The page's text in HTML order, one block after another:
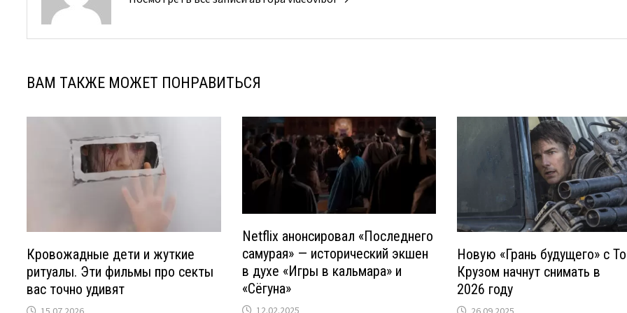
ВАМ ТАКЖЕ МОЖЕТ ПОНРАВИТЬСЯ
Кровожадные дети и жуткие
ритуалы. Эти фильмы про секты
вас точно удивят
Netflix анонсировал «Последнего
самурая» — исторический экшен
в духе «Игры в кальмара» и
«Сёгуна»
12.02.2025
Новую «Грань будущего» с
Крузом начнут снимать в
2026 году